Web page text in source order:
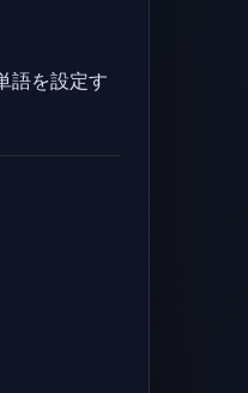
語を設定す